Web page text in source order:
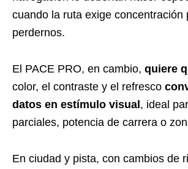
cuando la ruta exige concentración
perdernos.
El PACE PRO, en cambio, quiere
color, el contraste y el refresco
datos en estímulo visual, ideal
parciales, potencia de carrera o
En ciudad y pista, con cambios de